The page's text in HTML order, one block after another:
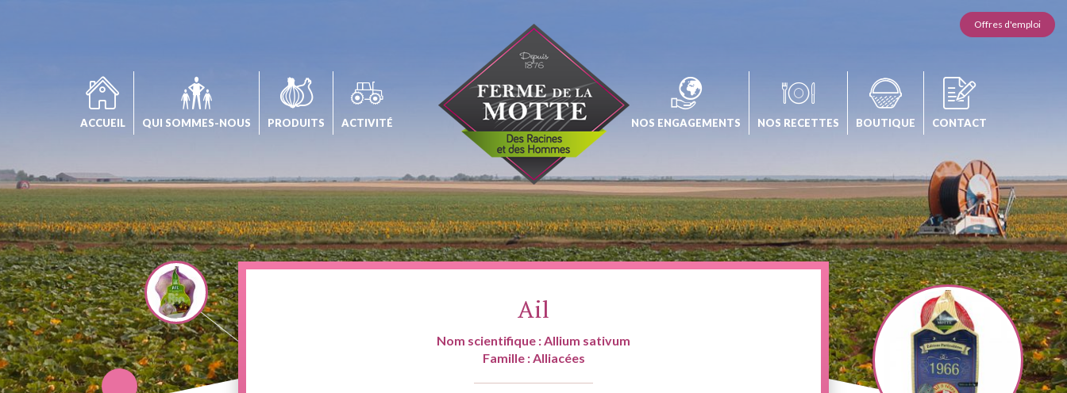
Offres d'emploi
ACCUEIL QUI SOMMES-NOUS PRODUITS ACTIVITÉ NOS ENGAGEMENTS NOS RECETTES BOUTIQUE CONTACT
Ail
Nom scientifique : Allium sativum
Famille : Alliacées